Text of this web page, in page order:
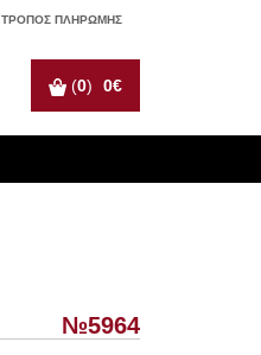
ΤΡΟΠΟΣ ΠΛΗΡΩΜΗΣ
(0) 0€
№5964